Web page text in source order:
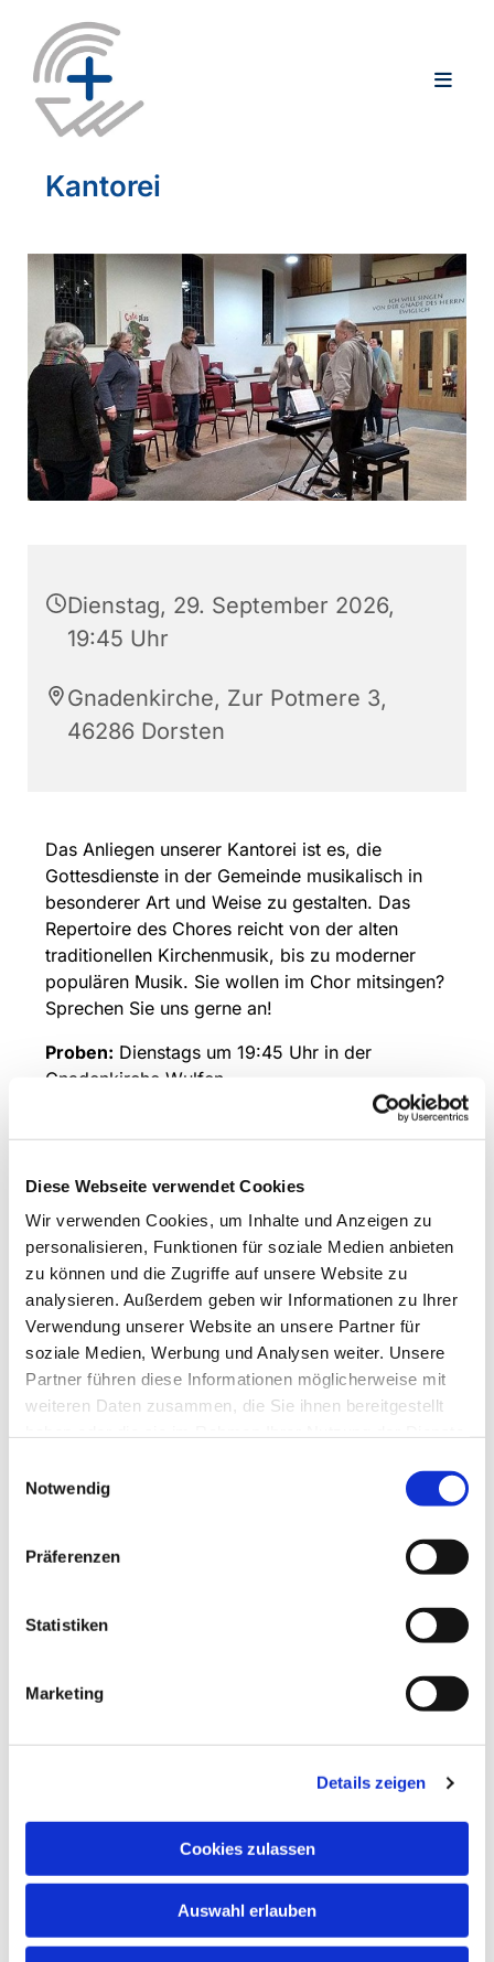
Diese Webseite verwendet Cookies
Wir verwenden Cookies, um Inhalte und Anzeigen zu
personalisieren, Funktionen für soziale Medien anbieten
zu können und die Zugriffe auf unsere Website zu
analysieren. Außerdem geben wir Informationen zu Ihrer
Verwendung unserer Website an unsere Partner für
soziale Medien, Werbung und Analysen weiter. Unsere
Partner führen diese Informationen möglicherweise mit
weiteren Daten zusammen, die Sie ihnen bereitgestellt
Notwendig
Präferenzen
Statistiken
Marketing
Details zeigen
Cookies zulassen
Auswahl erlauben
Kantorei
Dienstag, 29. September 2026,
19:45 Uhr
Gnadenkirche, Zur Potmere 3,
46286 Dorsten
Das Anliegen unserer Kantorei ist es, die
Gottesdienste in der Gemeinde musikalisch in
besonderer Art und Weise zu gestalten. Das
Repertoire des Chores reicht von der alten
traditionellen Kirchenmusik, bis zu moderner
populären Musik. Sie wollen im Chor mitsingen?
Sprechen Sie uns gerne an!
Proben: Dienstags um 19:45 Uhr in der
Gnadenkirche Wulfen